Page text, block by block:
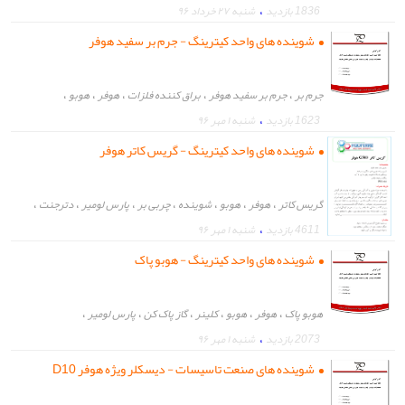
شوینده صنعتی ،دترجنت،پاک کننده 1836 بازدید ، شنبه ۲۷ خرداد ۹۶
شوینده های واحد کیترینگ - جرم بر سفید هوفر
جرم بر،جرم بر سفید هوفر،براق کننده فلزات،هوفر،هوبو،
پارس لومیر، کلینر،شوینده، 1623 بازدید ، شنبه ۱ مهر ۹۶
شوینده های واحد کیترینگ - گریس کاتر هوفر
گریس کاتر،هوفر،هوبو،شوینده،چربی بر،پارس لومیر،دترجنت،
چربی زدا،چگونه فر را تمیز کنیم 4611 بازدید ، شنبه ۱ مهر ۹۶
شوینده های واحد کیترینگ - هوبو پاک
هوبو پاک،هوفر،هوبو،کلینر،گاز پاک کن،پارس لومیر،
شوینده صنعتی ،شوینده قوی 2073 بازدید ، شنبه ۱ مهر ۹۶
شوینده های صنعت تاسیسات - دیسکلر ویژه هوفر D10